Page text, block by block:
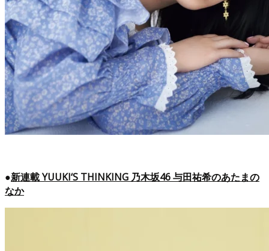
●新連載 YUUKI‘S THINKING 乃木坂46 与田祐希のあたまの
なか